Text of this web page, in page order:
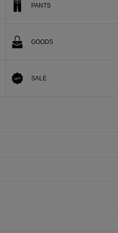
PANTS
GOODS
SALE